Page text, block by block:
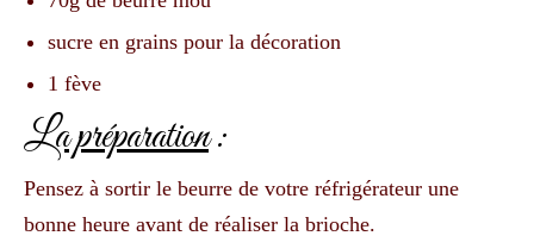
sucre en grains pour la décoration
1 fève
La préparation:
Pensez à sortir le beurre de votre réfrigérateur une
bonne heure avant de réaliser la brioche.